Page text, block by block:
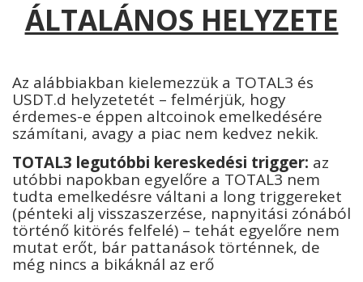
ÁLTALÁNOS HELYZETE
Az alábbiakban kielemezzük a TOTAL3 és
USDT.d helyzetetét – felmérjük, hogy
érdemes-e éppen altcoinok emelkedésére
számítani, avagy a piac nem kedvez nekik.
TOTAL3 legutóbbi kereskedési trigger: az
utóbbi napokban egyelőre a TOTAL3 nem
tudta emelkedésre váltani a long triggereket
(pénteki alj visszaszerzése, napnyitási zónából
történő kitörés felfelé) – tehát egyelőre nem
mutat erőt, bár pattanások történnek, de
még nincs a bikáknál az erő